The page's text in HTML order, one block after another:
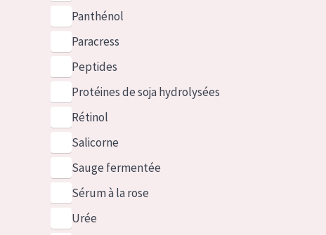
Panthénol
Paracress
Peptides
Protéines de soja hydrolysées
Rétinol
Salicorne
Sauge fermentée
Sérum à la rose
Urée